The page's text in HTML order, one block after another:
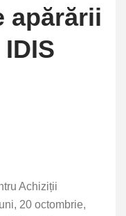
apărării
Achiziții
20 octombrie,